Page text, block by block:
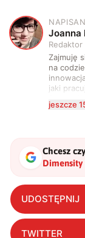
J Joanna
Redaktor
Zajmuję
na
jaki
jeszcze
Chcesz
Dimensity
flagowy
UDOSTĘPNIJ
TWITTER